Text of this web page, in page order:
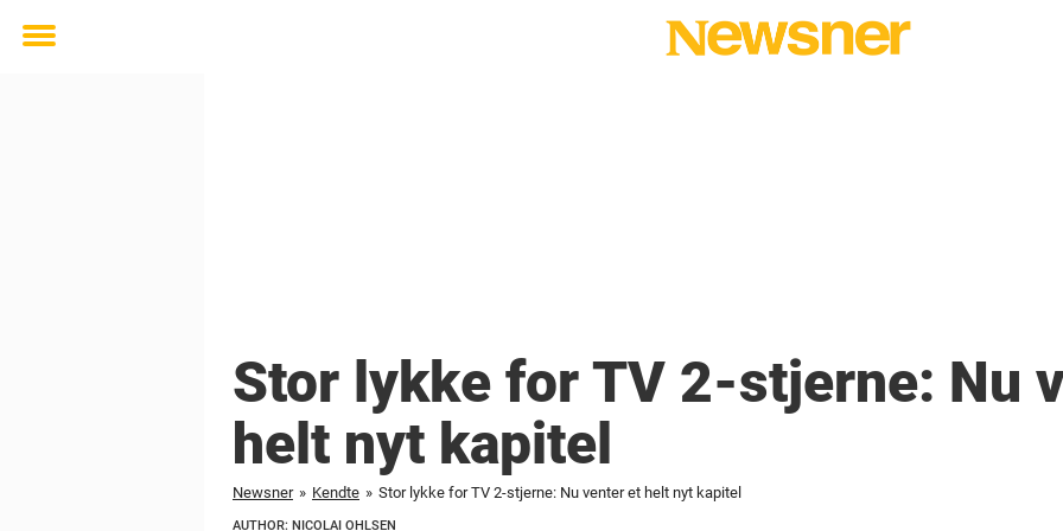
Toggle
Stor lykke for TV 2-stjerne: Nu
helt nyt kapitel
Newsner » Kendte » Stor lykke for TV 2-stjerne: Nu venter et helt nyt kapitel
AUTHOR: NICOLAI OHLSEN